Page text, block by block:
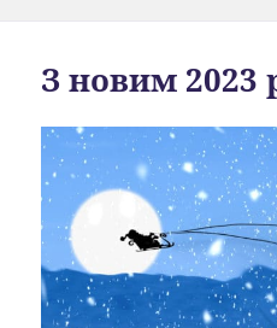
З новим 2023